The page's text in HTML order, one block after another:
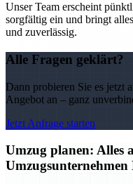
Unser Team erscheint
sorgfältig ein und bringt
und zuverlässig.
Alle Fragen geklärt?
Dann probieren Sie es jetzt
Angebot an – ganz
Jetzt Anfrage starten
Umzug planen: Alles
Umzugsunternehmen